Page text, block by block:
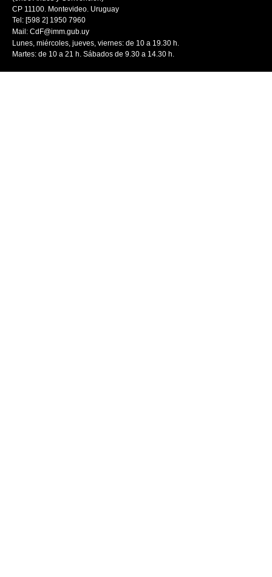
CP 11100. Montevideo. Uruguay
Tel: [598 2] 1950 7960
Mail: CdF@imm.gub.uy
Lunes, miércoles, jueves, viernes: de 10 a 19.30 h.
Martes: de 10 a 21 h. Sábados de 9.30 a 14.30 h.